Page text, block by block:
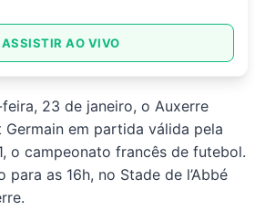
ASSISTIR AO VIVO
23 de janeiro, o Auxerre
Germain em partida válida pela
o campeonato francês de futebol.
para as 16h, no Stade de l’Abbé